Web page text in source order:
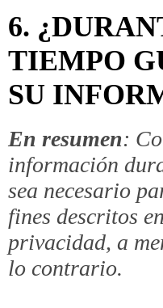
6.
TIEMPO
SU
En resumen:
información
sea necesario
fines descritos
privacidad, a
lo contrario.